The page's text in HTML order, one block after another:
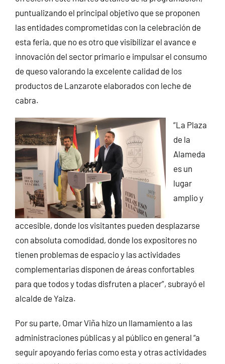
puntualizando el principal objetivo que se proponen
las entidades comprometidas con la celebración de
esta feria, que no es otro que visibilizar el avance e
innovación del sector primario e impulsar el consumo
de queso valorando la excelente calidad de los
productos de Lanzarote elaborados con leche de
cabra.
“La Plaza
de la
Alameda
es un
lugar
amplio y
accesible, donde los visitantes pueden desplazarse
con absoluta comodidad, donde los expositores no
tienen problemas de espacio y las actividades
complementarias disponen de áreas confortables
para que todos y todas disfruten a placer”, subrayó el
alcalde de Yaiza.
Por su parte, Omar Viña hizo un llamamiento a las
administraciones públicas y al público en general “a
seguir apoyando ferias como esta y otras actividades